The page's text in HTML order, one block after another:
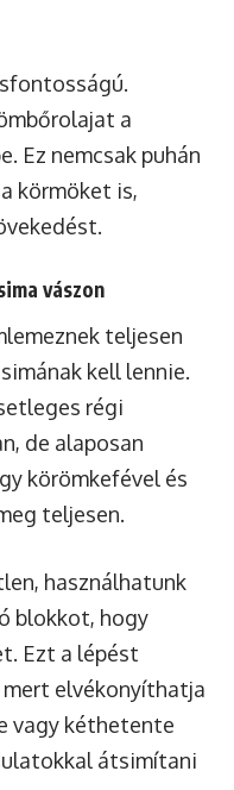
a
Ez nemcsak puhán
körmöket is,
vászon
teljesen
kell lennie.
régi
de alaposan
körömkefével és
teljesen.
használhatunk
blokkot, hogy
Ezt a lépést
mert elvékonyíthatja
vagy kéthetente
átsimítani